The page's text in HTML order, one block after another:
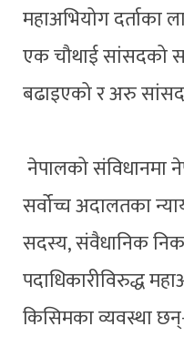
महाअभियोग दर्ताका
एक चौथाई सांसदको
बढाइएको र अरु
नेपालको संविधानमा
सर्वोच्च अदालतका
सदस्य, संवैधानिक
पदाधिकारीविरुद्ध
किसिमका व्यवस्था